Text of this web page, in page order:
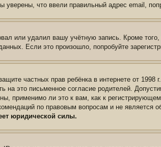
что ввели правильный адрес email,
или удалил вашу учётную запись. Кроме
Если это произошло, попробуйте
частных прав ребёнка в интернете от
это письменное согласие родителей.
применимо ли это к вам, как к
по правовым вопросам и не является
юридической силы.